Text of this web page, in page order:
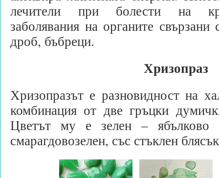
лечители при болести на
заболявания на органите
дроб, бъбреци.
Хризопраз
Хризопразът е разновидност на
комбинация от две гръцки
Цветът му е зелен – ябълково
смарагдовозелен, със стъклен